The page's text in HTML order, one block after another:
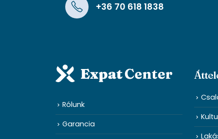
+36 70 618 1838
Rólunk
Garancia